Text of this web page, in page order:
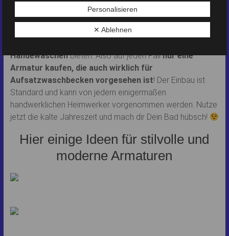
enorm. So ist z.B. ein „Facelift“ deines Bades ohne großen
Aufwand möglich… Wichtig ist die richtige Höhe und Länge
der Armatur. Diese muß logischer Weise über den Rand
Händewaschenbieten. Also auf jeden Fallnur eine
Armatur kaufen, die auch wirklich für
Aufsatzwaschbecken vorgesehen ist! Der Einbau ist
Standard und kann von jedem einigermaßen
handwerklichen Heimwerker vorgenommen werden. Nutze
jetzt die kalte Jahreszeit und mach dir Dein Bad hübsch!
Hier einige Ideen für stilvolle und
moderne Armaturen
Personalisieren
✕ Ablehnen